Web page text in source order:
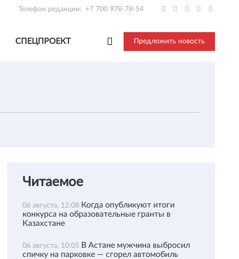
Телефон редакции: +7 700 978-78-54
СПЕЦПРОЕКТ Предложить новость
Читаемое
06 августа, 12:08 Когда опубликуют итоги
конкурса на образовательные гранты в
Казахстане
06 августа, 10:05 В Астане мужчина выбросил
спичку на парковке — сгорел автомобиль